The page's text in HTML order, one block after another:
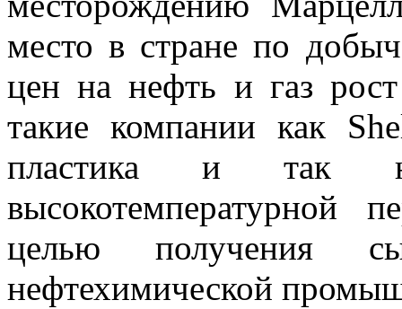
место в стране по
цен на нефть и газ
такие компании как
пластика и так
высокотемпературной
целью получения
нефтехимической